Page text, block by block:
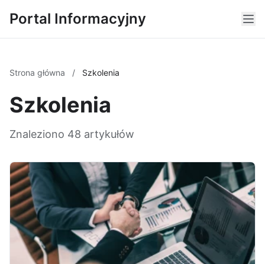
Portal Informacyjny
Strona główna / Szkolenia
Szkolenia
Znaleziono 48 artykułów